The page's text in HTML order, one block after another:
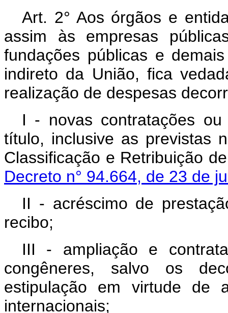
Art. 2° Aos órgãos e
assim às empresas
fundações públicas e
indireto da União, fica
realização de despesas
I - novas contratações
título, inclusive as previstas
Classificação e Retribuição
Decreto n° 94.664, de 23 de
II - acréscimo de
recibo;
III - ampliação e
congêneres, salvo os
estipulação em virtude de
internacionais;